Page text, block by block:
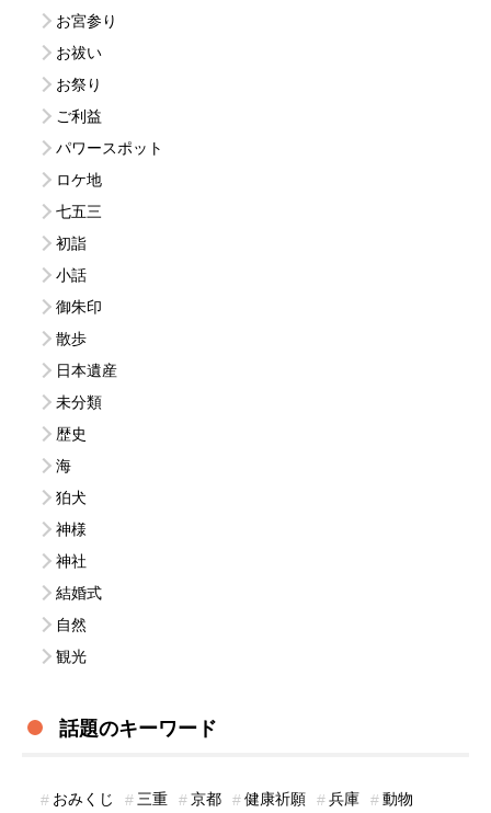
お宮参り
お祓い
お祭り
ご利益
パワースポット
ロケ地
七五三
初詣
小話
御朱印
散歩
日本遺産
未分類
歴史
海
狛犬
神様
神社
結婚式
自然
観光
話題のキーワード
おみくじ 三重 京都 健康祈願 兵庫
動物